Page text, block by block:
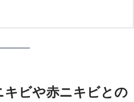
キビや赤ニキビとの